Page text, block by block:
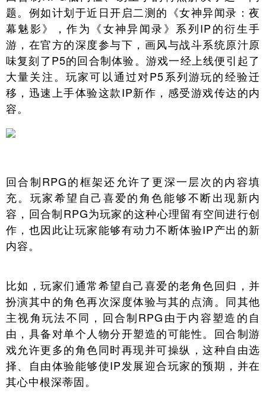
题。例如计划于近日开启二测的《女神异闻录：夜
幕魅影》，作为《女神异闻录》系列IP的衍生手
游，在官方的深度参与下，画风与战斗系统原汁原
味复刻了P5的回合制体验。游戏一经上线便引起了
大量关注。玩家可以通过对P5系列游玩的经验迁
移，迅速上手体验这款IP新作，感受游戏传达的内
容。
回合制RPG的框架还允许了更深一层次的内容填
充。玩家希望自己喜爱的角色能够不断出现新内
容，回合制RPG为玩家的这种心理留有空间进行创
作，也因此让玩家能够有动力不断体验IP产出的新
内容。
比如，玩家们通常希望自己喜爱的老角色回归，并
扮演其中的角色再次深度体验与其的点滴。同其他
主视角玩法不同，回合制RPG由于内容塑造的自
由，具备对单个人物分开塑造的可能性。回合制游
戏允许更多的角色同时再现并可操纵，这种自由选
择、自由体验能够使IP发展迎合玩家的预期，并在
其心中根深蒂固。